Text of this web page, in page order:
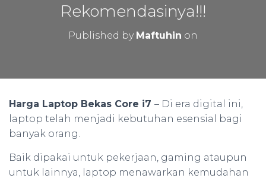
Rekomendasinya!!!
Published by Maftuhin on
Harga Laptop Bekas Core i7 – Di era digital ini,
laptop telah menjadi kebutuhan esensial bagi
banyak orang.
Baik dipakai untuk pekerjaan, gaming ataupun
untuk lainnya, laptop menawarkan kemudahan